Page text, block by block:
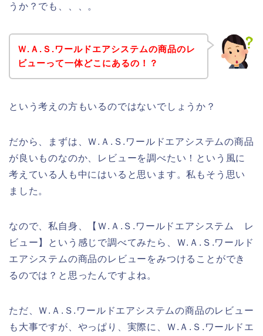
うか？でも、、、。
Ｗ.Ａ.Ｓ.ワールドエアシステムの商品のレ
ビューって一体どこにあるの！？
という考えの方もいるのではないでしょうか？
だから、まずは、Ｗ.Ａ.Ｓ.ワールドエアシステムの商品
が良いものなのか、レビューを調べたい！という風に
考えている人も中にはいると思います。私もそう思い
ました。
なので、私自身、【Ｗ.Ａ.Ｓ.ワールドエアシステム レ
ビュー】という感じで調べてみたら、Ｗ.Ａ.Ｓ.ワールド
エアシステムの商品のレビューをみつけることができ
るのでは？と思ったんですよね。
ただ、Ｗ.Ａ.Ｓ.ワールドエアシステムの商品のレビュー
も大事ですが、やっぱり、実際に、Ｗ.Ａ.Ｓ.ワールドエ